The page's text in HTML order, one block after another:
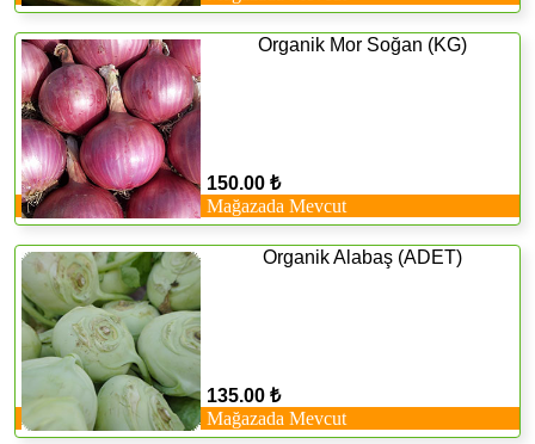
Organik Mor Soğan (KG)
150.00 ₺
Mağazada Mevcut
Organik Alabaş (ADET)
135.00 ₺
Mağazada Mevcut